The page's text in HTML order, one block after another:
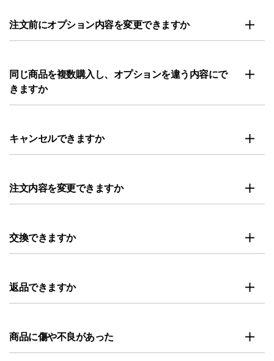
注文前にオプション内容を変更できますか
同じ商品を複数購入し、オプションを違う内容にで
きますか
キャンセルできますか
注文内容を変更できますか
交換できますか
返品できますか
商品に傷や不良があった